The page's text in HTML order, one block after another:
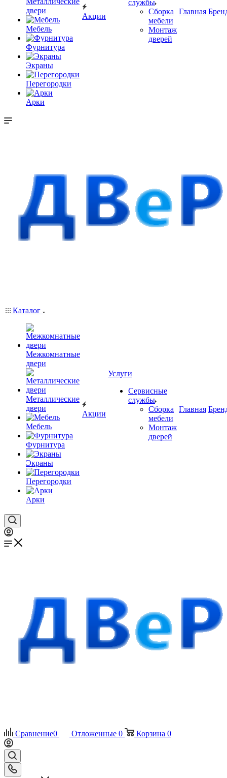
двери
Мебель
Фурнитура
Экраны
Перегородки
Арки
Акции
службы
Сборка
мебели
Монтаж
дверей
Главная
Каталог
Межкомнатные
двери
Металлические
двери
Мебель
Фурнитура
Экраны
Перегородки
Арки
Акции
Услуги
Сервисные
службы
Сборка
мебели
Монтаж
дверей
Главная
Сравнение0 Отложенные 0 Корзина 0